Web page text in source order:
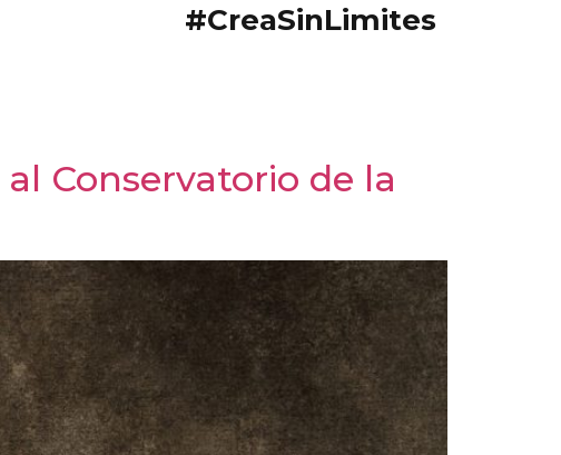
#CreaSinLimites
Conservatorio de la